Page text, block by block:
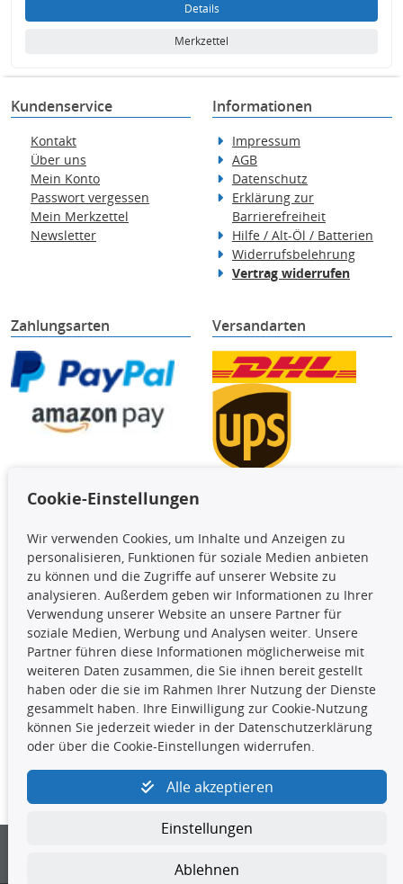
Details
Merkzettel
Kundenservice
Kontakt
Über uns
Mein Konto
Passwort vergessen
Mein Merkzettel
Newsletter
Informationen
Impressum
AGB
Datenschutz
Erklärung zur
Barrierefreiheit
Hilfe / Alt-Öl / Batterien
Widerrufsbelehrung
Vertrag widerrufen
Zahlungsarten Versandarten
Die hier angezeigten Daten,
insbesondere die gesamte Datenbank,
dürfen nicht kopiert werden. Es ist zu
unterlassen, die Daten oder die gesamte Datenbank ohne
vorherige Zustimmung TecDocs zu vervielfältigen, zu
verbreiten und/oder diese Handlungen durch Dritte ausführen
zu lassen. Ein Zuwiderhandeln stellt eine
Urheberrechtsverletzung dar und wird verfolgt.
Kontakt
4yourcar GmbH | Avidesweg 1 | 27386 Hemsbünde |
kundenservice@4yourcar.de
Cookie-Einstellungen
Wir verwenden Cookies, um Inhalte und Anzeigen zu
personalisieren, Funktionen für soziale Medien anbieten
zu können und die Zugriffe auf unserer Website zu
analysieren. Außerdem geben wir Informationen zu Ihrer
Verwendung unserer Website an unsere Partner für
soziale Medien, Werbung und Analysen weiter. Unsere
Partner führen diese Informationen möglicherweise mit
weiteren Daten zusammen, die Sie ihnen bereit gestellt
haben oder die sie im Rahmen Ihrer Nutzung der Dienste
gesammelt haben. Ihre Einwilligung zur Cookie-Nutzung
können Sie jederzeit wieder in der Datenschutzerklärung
oder über die Cookie-Einstellungen widerrufen.
Alle akzeptieren
Einstellungen
Ablehnen